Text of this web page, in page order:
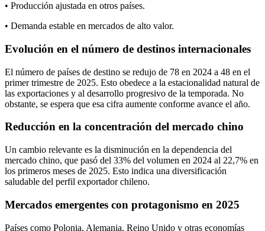
• Producción ajustada en otros países.
• Demanda estable en mercados de alto valor.
Evolución en el número de destinos internacionales
El número de países de destino se redujo de 78 en 2024 a 48 en el
primer trimestre de 2025. Esto obedece a la estacionalidad natural de
las exportaciones y al desarrollo progresivo de la temporada. No
obstante, se espera que esa cifra aumente conforme avance el año.
Reducción en la concentración del mercado chino
Un cambio relevante es la disminución en la dependencia del
mercado chino, que pasó del 33% del volumen en 2024 al 22,7% en
los primeros meses de 2025. Esto indica una diversificación
saludable del perfil exportador chileno.
Mercados emergentes con protagonismo en 2025
Países como Polonia, Alemania, Reino Unido y otras economías